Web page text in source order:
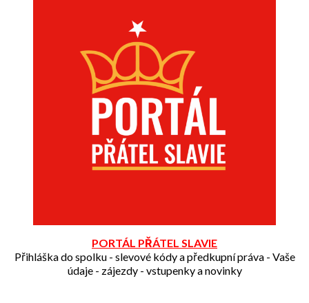
PORTÁL PŘÁTEL SLAVIE
Přihláška do spolku - slevové kódy a předkupní práva - Vaše
údaje - zájezdy - vstupenky a novinky